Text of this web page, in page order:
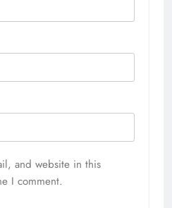
and website in this
I comment.